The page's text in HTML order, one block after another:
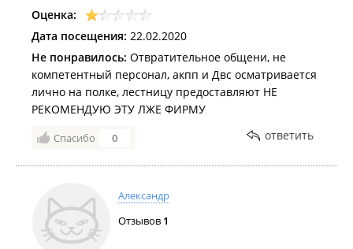
Оценка:
Дата посещения: 22.02.2020
Не понравилось: Отвратительное общени, не
компетентный персонал, акпп и Двс осматривается
лично на полке, лестницу предоставляют НЕ
РЕКОМЕНДУЮ ЭТУ ЛЖЕ ФИРМУ
Спасибо 0 ответить
Александр
Отзывов 1